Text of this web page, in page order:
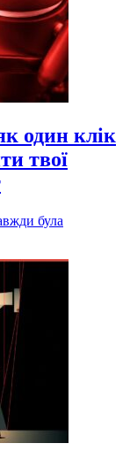
один клік
твої
була